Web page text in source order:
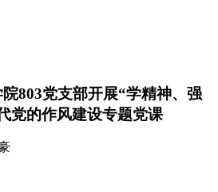
院803党支部开展“学精神、强
党的作风建设专题党课